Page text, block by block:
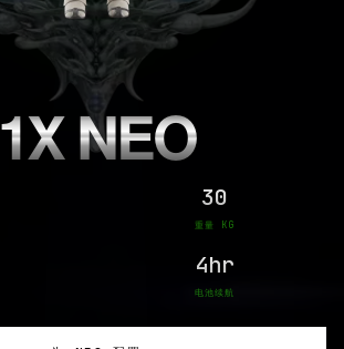
1X NEO
30
重量 KG
4hr
电池续航